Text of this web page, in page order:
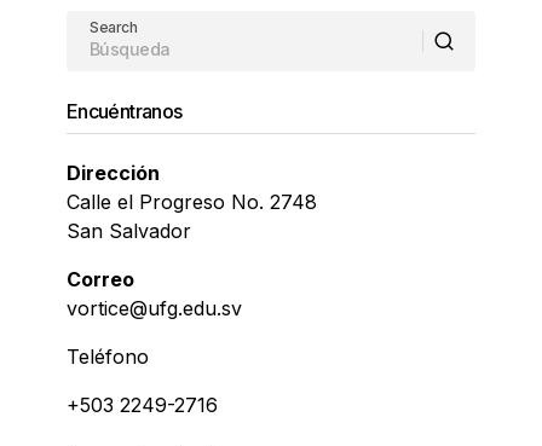
Search
Encuéntranos
Dirección
Calle el Progreso No. 2748
San Salvador
Correo
vortice@ufg.edu.sv
Teléfono
+503 2249-2716